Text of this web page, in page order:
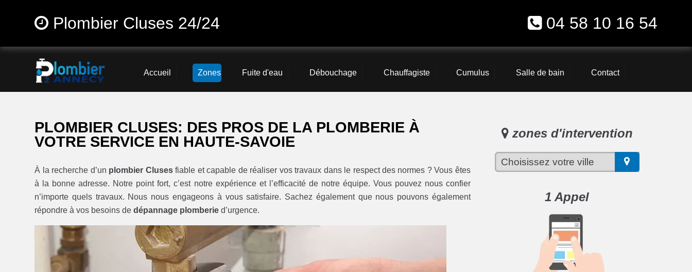
Plombier Cluses 24/24 04 58 10 16 54
Accueil Zones Fuite d'eau Débouchage Chauffagiste Cumulus Salle de bain Contact
PLOMBIER CLUSES: DES PROS DE LA PLOMBERIE À
VOTRE SERVICE EN HAUTE-SAVOIE
À la recherche d’un plombier Clusesfiable et capable de réaliser vos travaux dans le respect des normes ? Vous êtes
à la bonne adresse. Notre point fort, c’est notre expérience et l’efficacité de notre équipe. Vous pouvez nous confier
n’importe quels travaux. Nous nous engageons à vous satisfaire. Sachez également que nous pouvons également
répondre à vos besoins dedépannage plomberie d’urgence.
zones d'intervention
1 Appel